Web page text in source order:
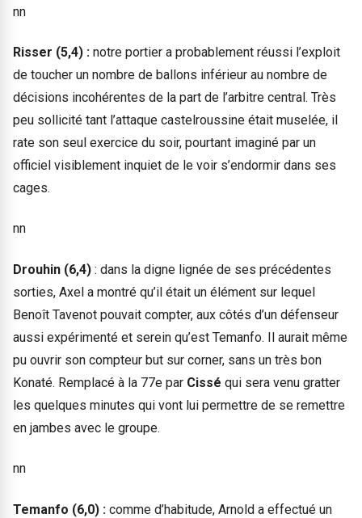
nn
Risser (5,4) : notre portier a probablement réussi l’exploit
de toucher un nombre de ballons inférieur au nombre de
décisions incohérentes de la part de l’arbitre central. Très
peu sollicité tant l’attaque castelroussine était muselée, il
rate son seul exercice du soir, pourtant imaginé par un
officiel visiblement inquiet de le voir s’endormir dans ses
cages.
nn
Drouhin (6,4) : dans la digne lignée de ses précédentes
sorties, Axel a montré qu’il était un élément sur lequel
Benoît Tavenot pouvait compter, aux côtés d’un défenseur
aussi expérimenté et serein qu’est Temanfo. Il aurait même
pu ouvrir son compteur but sur corner, sans un très bon
Konaté. Remplacé à la 77e par Cissé qui sera venu gratter
les quelques minutes qui vont lui permettre de se remettre
en jambes avec le groupe.
nn
Temanfo (6,0) : comme d’habitude, Arnold a effectué un